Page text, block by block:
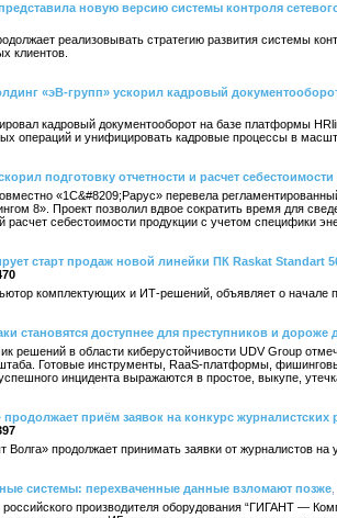
новую версию системы контроля
реализовывать стратегию развития системы
клиентов.
«эВ-групп» ускорил кадровый
кадровый документооборот на базе платформы
операций и унифицировать кадровые процессы в
подготовку отчетности и расчет себестоимости
«1С&#8209;Рарус» перевела
8». Проект позволил вдвое сократить время для
себестоимости продукции с учетом специфики
старт продаж новой линейки ПК Raskat Standart
комплектующих и ИТ-решений, объявляет о начале
становятся доступнее для преступников и дороже
решений в области киберустойчивости UDV Group
Готовые инструменты, RaaS-платформы,
инцидента выражаются в простое, выкупе,
приём заявок на конкурс журналистских
Волга» продолжает принимать заявки от журналистов на
системы: перехваченные данные взломают позже
производителя оборудования “ГИГАНТ —